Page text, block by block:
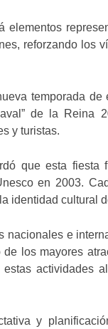
elementos
reforzando los
temporada de
de la Reina
y turistas.
que esta fiesta
en 2003.
identidad cultural
nacionales e
los mayores
actividades
y